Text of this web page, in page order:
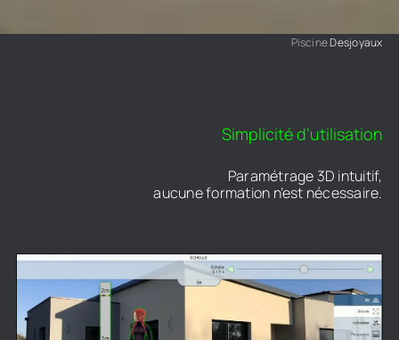
PiscineDesjoyaux
Simplicité d’utilisation
Paramétrage 3D intuitif,
aucune formation n’est nécessaire.